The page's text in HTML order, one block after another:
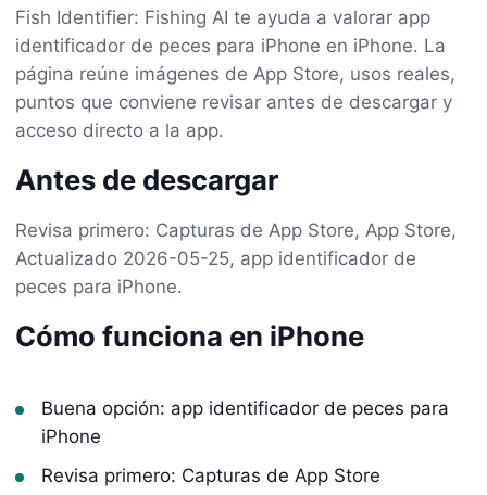
Fish Identifier: Fishing AI te ayuda a valorar app
identificador de peces para iPhone en iPhone. La
página reúne imágenes de App Store, usos reales,
puntos que conviene revisar antes de descargar y
acceso directo a la app.
Antes de descargar
Revisa primero: Capturas de App Store, App Store,
Actualizado 2026-05-25, app identificador de
peces para iPhone.
Cómo funciona en iPhone
Buena opción: app identificador de peces para
iPhone
Revisa primero: Capturas de App Store